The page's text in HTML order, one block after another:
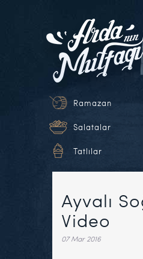
Ramazan
Salatalar
Tatlılar
Ayvalı
Video
07 Mar 2016